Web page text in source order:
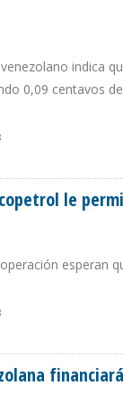
indica
0,09 centavos
le
esperan